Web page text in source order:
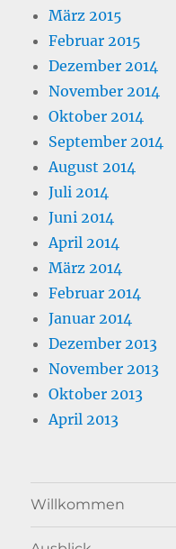
März 2015
Februar 2015
Dezember 2014
November 2014
Oktober 2014
September 2014
August 2014
Juli 2014
Juni 2014
April 2014
März 2014
Februar 2014
Januar 2014
Dezember 2013
November 2013
Oktober 2013
April 2013
Willkommen